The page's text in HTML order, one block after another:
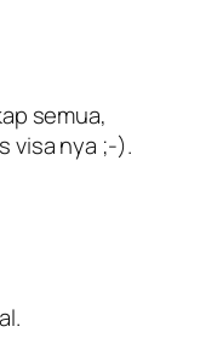
semua,
visa nya ;-).